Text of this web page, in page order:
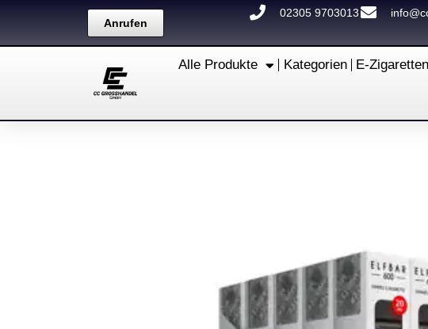
Anrufen
02305 9703013
Alle Produkte Kategorien E-Zigaretten